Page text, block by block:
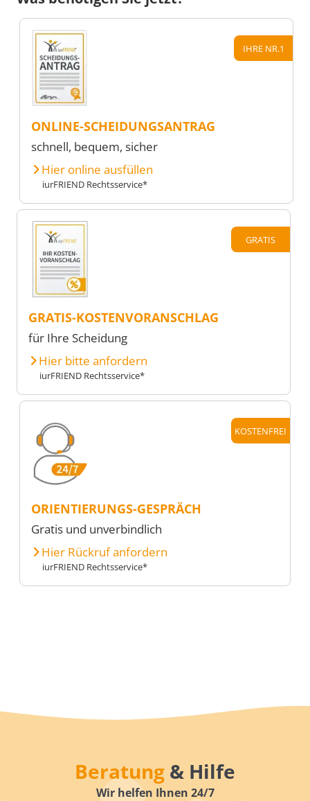
IHRE NR.1
ONLINE-SCHEIDUNGSANTRAG
schnell, bequem, sicher
Hier online ausfüllen
iurFRIEND Rechtsservice*
GRATIS
GRATIS-KOSTENVORANSCHLAG
für Ihre Scheidung
Hier bitte anfordern
iurFRIEND Rechtsservice*
KOSTENFREI
ORIENTIERUNGS-GESPRÄCH
Gratis und unverbindlich
Hier Rückruf anfordern
iurFRIEND Rechtsservice*
Beratung & Hilfe
Wir helfen Ihnen 24/7